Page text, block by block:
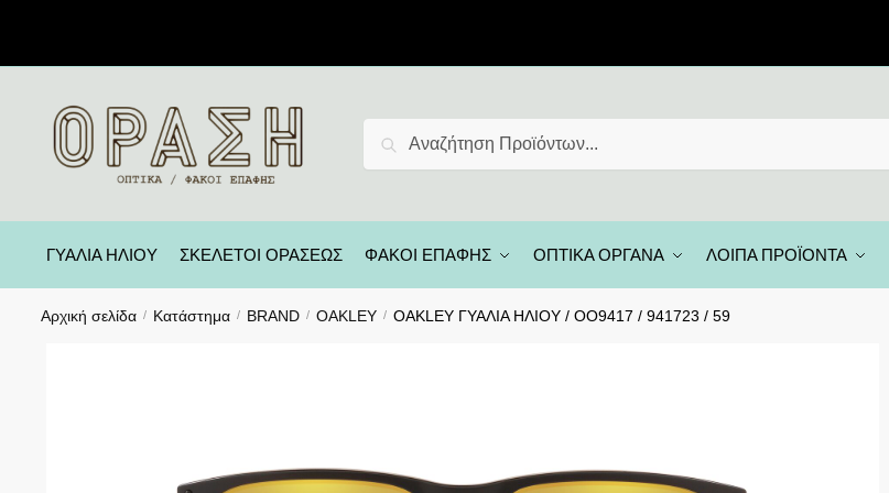
Αναζήτηση
ΓΥΑΛΙΑ ΗΛΙΟΥ ΣΚΕΛΕΤΟΙ ΟΡΑΣΕΩΣ ΦΑΚΟΙ ΕΠΑΦΗΣ ΟΠΤΙΚΑ ΟΡΓΑΝΑ ΛΟΙΠΑ ΠΡΟΪΟΝΤΑ
Αρχική σελίδα / Κατάστημα / BRAND / OAKLEY / OAKLEY ΓΥΑΛΙΑ ΗΛΙΟΥ / OO9417 / 941723 / 59